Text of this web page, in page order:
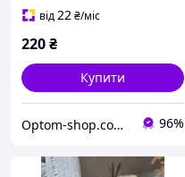
від22₴/міс
220₴
Купити
Optom-shop.com.ua - Оптовий інтернет-магазин: Одежа та взуття оптом, спідня білизна недорого 96%